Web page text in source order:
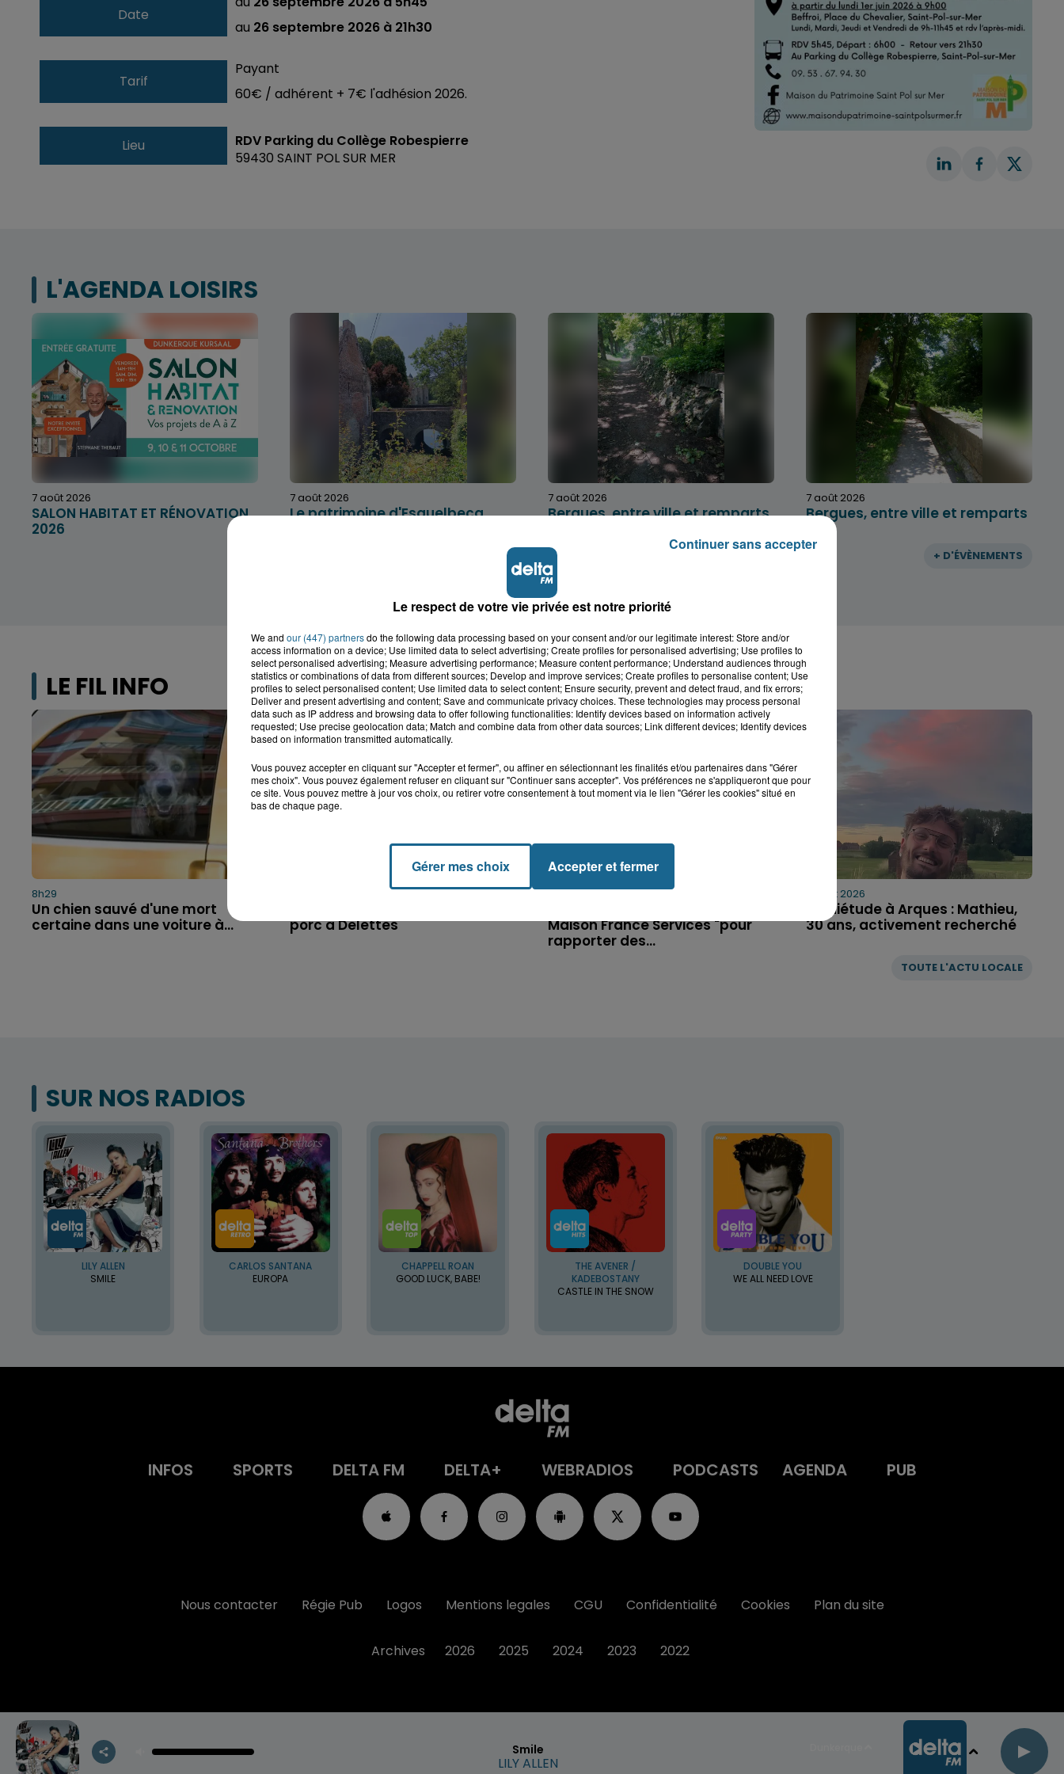
Date
au 26 septembre 2026 à 21h30
Tarif
Payant
60€ / adhérent + 7€ l'adhésion 2026.
Lieu
RDV Parking du Collège Robespierre
59430 SAINT POL SUR MER
L'AGENDA LOISIRS
+ D'ÉVÈNEMENTS
7 août 2026
SALON HABITAT ET RÉNOVATION
2026
7 août 2026
Le patrimoine d'Esquelbecq
7 août 2026
Bergues, entre ville et remparts
7 août 2026
Bergues, entre ville et remparts
LE FIL INFO
TOUTE L'ACTU LOCALE
8h29
Un chien sauvé d'une mort
certaine dans une voiture à...
porc à Delettes
7 août 2026
Maison France Services "pour
rapporter des...
7 août 2026
Inquiétude à Arques : Mathieu,
30 ans, activement recherché
SUR NOS RADIOS
LILY ALLEN
SMILE
CARLOS SANTANA
EUROPA
CHAPPELL ROAN
GOOD LUCK, BABE!
THE AVENER /
KADEBOSTANY
CASTLE IN THE SNOW
DOUBLE YOU
WE ALL NEED LOVE
INFOS SPORTS DELTA FM DELTA+ WEBRADIOS PODCASTS AGENDA PUB
Smile
LILY ALLEN
Nous contacter Régie Pub Logos Mentions legales CGU Confidentialité Cookies Plan du site
Archives 2026 2025 2024 2023 2022
Le respect de votre vie privée est notre priorité
We and our (447) partnersdo the following data processing based on your consent and/or our legitimate interest: Store and/or
access information on a device; Use limited data to select advertising; Create profiles for personalised advertising; Use profiles to
select personalised advertising; Measure advertising performance; Measure content performance; Understand audiences through
statistics or combinations of data from different sources; Develop and improve services; Create profiles to personalise content; Use
profiles to select personalised content; Use limited data to select content; Ensure security, prevent and detect fraud, and fix errors;
Deliver and present advertising and content; Save and communicate privacy choices. These technologies may process personal
data such as IP address and browsing data to offer following functionalities: Identify devices based on information actively
requested; Use precise geolocation data; Match and combine data from other data sources; Link different devices; Identify devices
based on information transmitted automatically.
Vous pouvez accepter en cliquant sur "Accepter et fermer", ou affiner en sélectionnant les finalités et/ou partenaires dans "Gérer
mes choix". Vous pouvez également refuser en cliquant sur "Continuer sans accepter". Vos préférences ne s'appliqueront que pour
ce site. Vous pouvez mettre à jour vos choix, ou retirer votre consentement à tout moment via le lien "Gérer les cookies" situé en
bas de chaque page.
Gérer mes choix Accepter et fermer
Continuer sans accepter